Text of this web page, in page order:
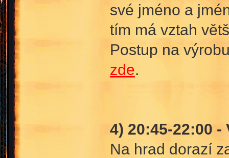
své jméno a
tím má vztah
Postup na
zde.
4) 20:45-22:00 -
Na hrad dorazí